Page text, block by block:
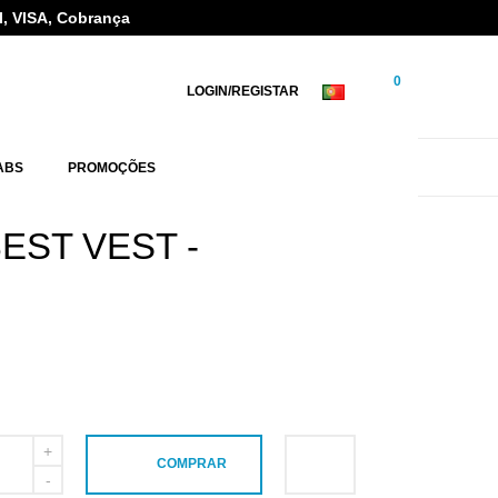
VISA, Cobrança
LOGIN/REGISTAR
0
PROMOÇÕES
VEST -
COMPRAR